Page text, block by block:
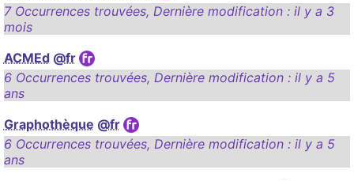
7 Occurrences trouvées, Dernière modification : il y a 3
mois
ACMEd @fr
6 Occurrences trouvées, Dernière modification : il y a 5
ans
Graphothèque @fr
6 Occurrences trouvées, Dernière modification : il y a 5
ans